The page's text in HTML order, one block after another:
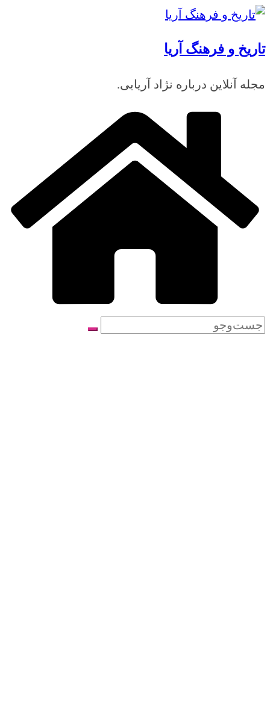
رفتن
محتوا
تاریخ و فرهنگ آریا
مجله آنلاین درباره نژاد آریایی.